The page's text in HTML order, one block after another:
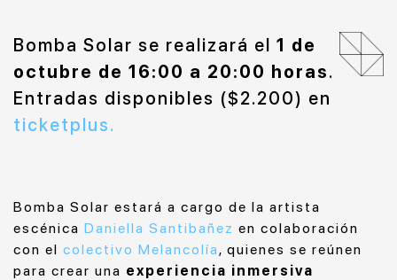
Bomba Solar se realizará el 1 de
octubre de 16:00 a 20:00 horas.
Entradas disponibles ($2.200) en
ticketplus.
Bomba Solar estará a cargo de la artista
escénica Daniella Santibañez en colaboración
con el colectivo Melancolía, quienes se reúnen
para crear una experiencia inmersiva